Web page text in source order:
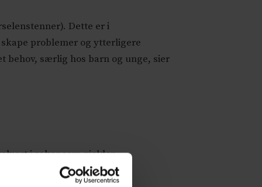
Dette er i
problemer og ytterligere
behov, særlig hos barn og unge, sier
i saker som gjelder